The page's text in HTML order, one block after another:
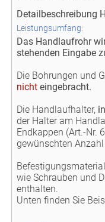
Detailbeschreibung
Leistungsumfang:
Das Handlaufrohr
stehenden Eingabe
Die Bohrungen und
nicht eingebracht.
Die Handlaufhalter,
der Halter am
Endkappen (Art.-Nr.
gewünschten
wie Schrauben und
enthalten.
Unten finden Sie